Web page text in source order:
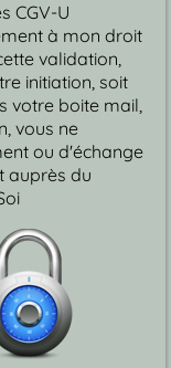
CGV-U
à mon droit
validation,
initiation, soit
votre boite mail,
vous ne
ou d'échange
auprès du